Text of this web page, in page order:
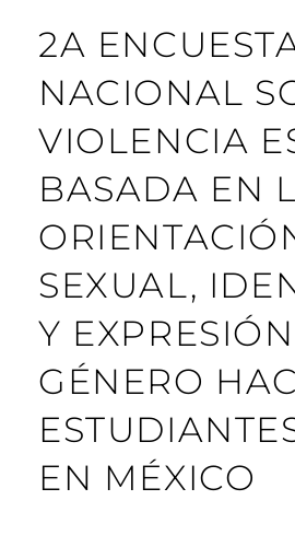
2A
NACIONAL
VIOLENCIA
BASADA EN
SEXUAL,
Y
GÉNERO
EN MÉXICO